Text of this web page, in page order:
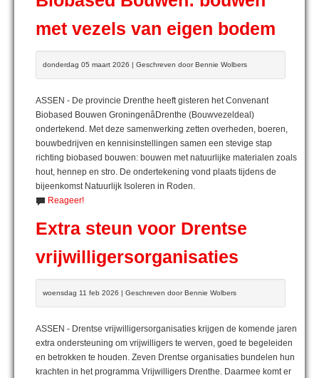
met vezels van eigen bodem
donderdag 05 maart 2026 | Geschreven door Bennie Wolbers
ASSEN - De provincie Drenthe heeft gisteren het Convenant
Biobased Bouwen GroningenâDrenthe (Bouwvezeldeal)
ondertekend. Met deze samenwerking zetten overheden, boeren,
bouwbedrijven en kennisinstellingen samen een stevige stap
richting biobased bouwen: bouwen met natuurlijke materialen zoals
hout, hennep en stro. De ondertekening vond plaats tijdens de
bijeenkomst Natuurlijk Isoleren in Roden.
Reageer!
Extra steun voor Drentse
vrijwilligersorganisaties
woensdag 11 feb 2026 | Geschreven door Bennie Wolbers
ASSEN - Drentse vrijwilligersorganisaties krijgen de komende jaren
extra ondersteuning om vrijwilligers te werven, goed te begeleiden
en betrokken te houden. Zeven Drentse organisaties bundelen hun
krachten in het programma Vrijwilligers Drenthe. Daarmee komt er